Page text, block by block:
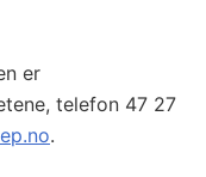
er
telefon 47 27
.